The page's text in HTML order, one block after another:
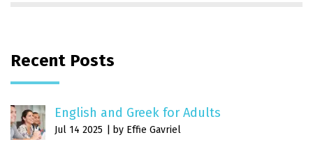
Recent Posts
English and Greek for Adults
Jul 14 2025 by Effie Gavriel